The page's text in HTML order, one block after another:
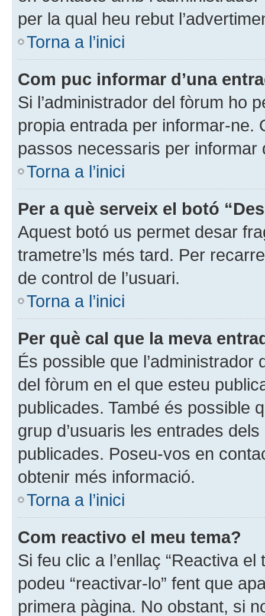
per la qual heu rebut
Torna a l’inici
Com puc informar d’una
Si l’administrador del fòrum ho
propia entrada per informar-ne.
passos necessaris per informar
Torna a l’inici
Per a què serveix el botó
Aquest botó us permet desar
trametre’ls més tard. Per
de control de l’usuari.
Torna a l’inici
Per què cal que la meva
És possible que
del fòrum en el que esteu
publicades. També és possible
grup d’usuaris les entrades
publicades. Poseu-vos en
obtenir més informació.
Torna a l’inici
Com reactivo el meu tema?
Si feu clic a l’enllaç “Reactiva
podeu “reactivar-lo” fent que
primera pàgina. No obstant, si